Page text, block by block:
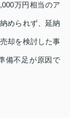
万円相当のア
められず、延納
却を検討した事
備不足が原因で